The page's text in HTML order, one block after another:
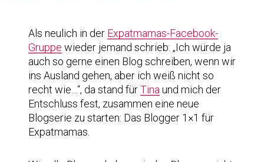
Als neulich in der Expatmamas-Facebook-
Gruppe wieder jemand schrieb: „Ich würde ja
auch so gerne einen Blog schreiben, wenn wir
ins Ausland gehen, aber ich weiß nicht so
recht wie…“, da stand fürTina und mich der
Entschluss fest, zusammen eine neue
Blogserie zu starten: Das Blogger 1×1 für
Expatmamas.